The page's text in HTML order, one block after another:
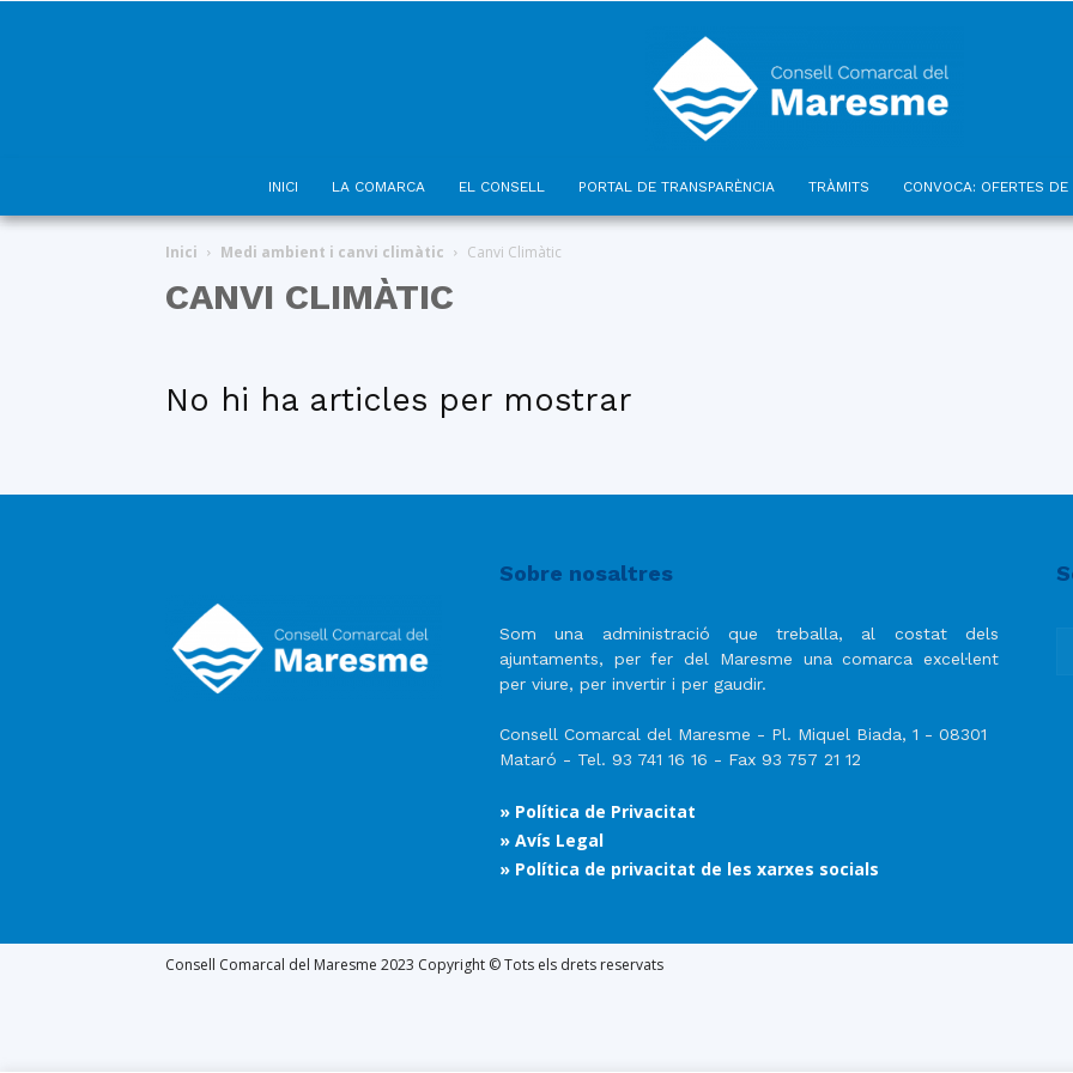
INICI LA COMARCA EL CONSELL PORTAL DE TRANSPARÈNCIA TRÀMITS CONVOCA: OFERTES DE
Inici Medi ambient i canvi climàtic Canvi Climàtic
CANVI CLIMÀTIC
No hi ha articles per mostrar
Sobre nosaltres
Som una administració que treballa, al costat dels
ajuntaments, per fer del Maresme una comarca excel·lent
per viure, per invertir i per gaudir.
Consell Comarcal del Maresme - Pl. Miquel Biada, 1 - 08301
Mataró - Tel. 93 741 16 16 - Fax 93 757 21 12
» Política de Privacitat
» Avís Legal
» Política de privacitat de les xarxes socials
Consell Comarcal del Maresme 2023 Copyright © Tots els drets reservats